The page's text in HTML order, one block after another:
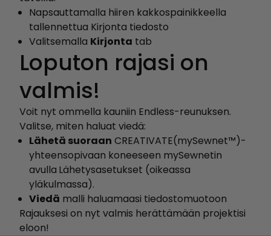
Napsauttamalla hiiren kakkospainikkeella
tallennettua Kirjonta tiedosto
Valitsemalla Kirjonta tab
Loputon rajasi on
valmis!
Voit nyt ommella kauniin Endless-reunuksen.
Valitse, miten haluat viedä:
Lähetä suoraan CREATIVATE(mySewnet™)-
yhteensopivaan koneeseen mySewnetin
avulla Lähetysasetukset (oikeassa
yläkulmassa).
Viedä malli haluamaasi tiedostomuotoon
Rajauksesi on nyt valmis herättämään projektisi
eloon!